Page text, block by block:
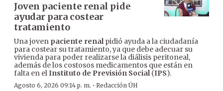
Joven paciente renal pide
ayudar para costear
tratamiento
Una joven paciente renalpidió ayuda a la ciudadanía
para costear su tratamiento, ya que debe adecuar su
vivienda para poder realizarse la diálisis peritoneal,
además de los costosos medicamentos que están en
falta en elInstituto de Previsión Social(IPS).
Agosto 6, 2026 09:14 p. m. · Redacción ÚH